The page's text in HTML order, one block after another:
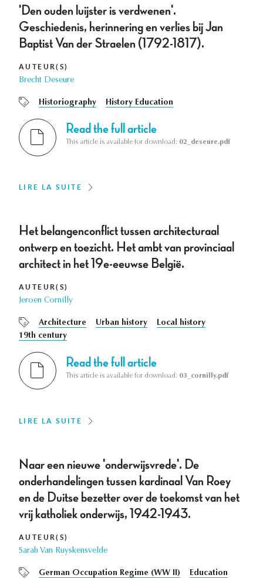
'Den ouden luijster is verdwenen'.
Geschiedenis, herinnering en verlies bij Jan
Baptist Van der Straelen (1792-1817).
AUTEUR(S)
Brecht Deseure
Historiography History Education
Read the full article
This article is available for download: 02_deseure.pdf
LIRE LA SUITE
Het belangenconflict tussen architecturaal
ontwerp en toezicht. Het ambt van provinciaal
architect in het 19e-eeuwse België.
AUTEUR(S)
Jeroen Cornilly
Architecture Urban history
Local history
19th century
Read the full article
This article is available for download: 03_cornilly.pdf
LIRE LA SUITE
Naar een nieuwe 'onderwijsvrede'. De
onderhandelingen tussen kardinaal Van Roey
en de Duitse bezetter over de toekomst van het
vrij katholiek onderwijs, 1942-1943.
AUTEUR(S)
Sarah Van Ruyskensvelde
German Occupation Regime (WW II)
Education